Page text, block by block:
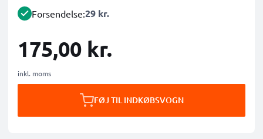
Forsendelse:29 kr.
175,00 kr.
inkl. moms
FØJ TIL INDKØBSVOGN